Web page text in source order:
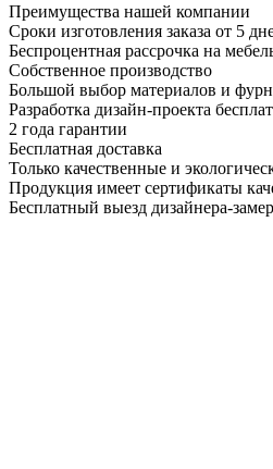
Преимущества нашей компании
Сроки изготовления заказа от 5
Беспроцентная рассрочка на
Собственное производство
Большой выбор материалов и
Разработка дизайн-проекта
2 года гарантии
Бесплатная доставка
Только качественные и
Продукция имеет сертификаты
Бесплатный выезд дизайнера-